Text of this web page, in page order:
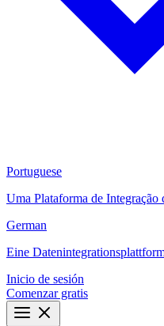
Portuguese
Uma Plataforma de Integração
German
Eine
Inicio de sesión
Comenzar gratis